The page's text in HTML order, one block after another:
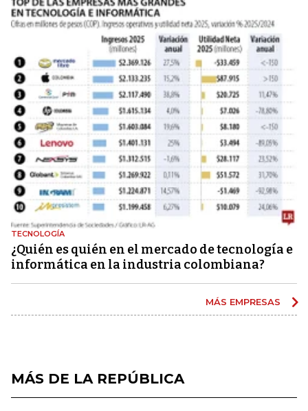
TECNOLOGÍA
¿Quién es quién en el mercado de tecnología e
informática en la industria colombiana?
MÁS EMPRESAS
MÁS DE LA REPÚBLICA